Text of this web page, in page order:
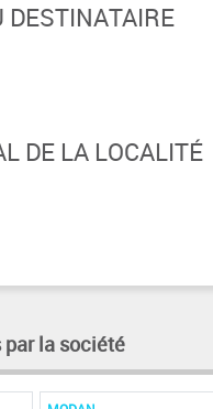
DESTINATAIRE
DE LA LOCALITÉ
la société